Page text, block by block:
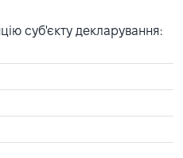
суб'єкту декларування: